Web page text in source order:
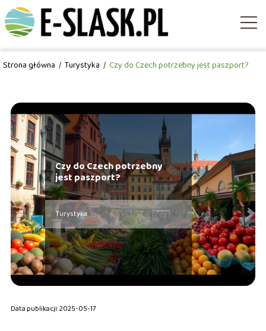
Strona główna / Turystyka / Czy do Czech potrzebny jest paszport?
Czy do Czech potrzebny
jest paszport?
Turystyka
Data publikacji: 2025-05-17